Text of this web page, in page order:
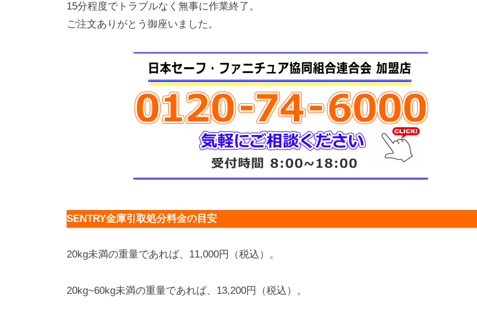
15分程度でトラブルなく無事に作業終了。
ご注文ありがとう御座いました。
SENTRY金庫引取処分料金の目安
20kg未満の重量であれば、11,000円（税込）。
20kg~60kg未満の重量であれば、13,200円（税込）。